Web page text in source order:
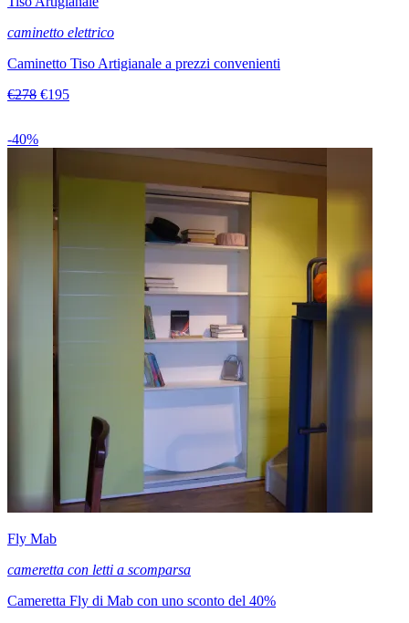
caminetto elettrico
Caminetto Tiso Artigianale a prezzi convenienti
€278 €195
-40%
Fly Mab
cameretta con letti a scomparsa
Cameretta Fly di Mab con uno sconto del 40%